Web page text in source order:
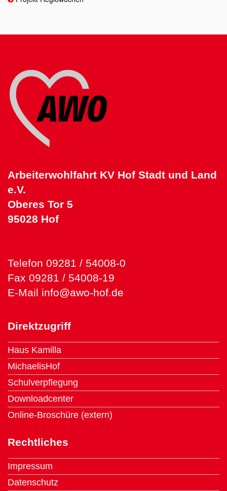
Arbeiterwohlfahrt KV Hof Stadt und Land
e.V.
Oberes Tor 5
95028 Hof
Telefon 09281 / 54008-0
Fax 09281 / 54008-19
E-Mail info@awo-hof.de
Direktzugriff
Haus Kamilla
MichaelisHof
Schulverpflegung
Downloadcenter
Online-Broschüre (extern)
Rechtliches
Impressum
Datenschutz